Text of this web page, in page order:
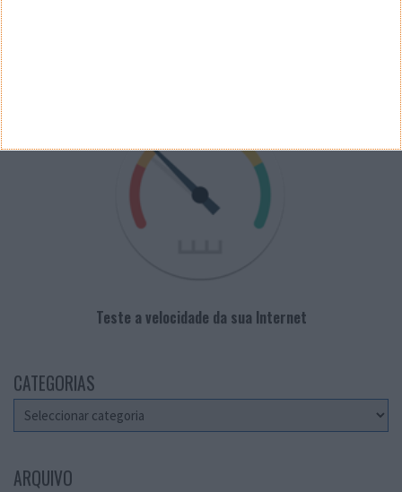
Teste a velocidade da sua Internet
CATEGORIAS
Categorias
ARQUIVO